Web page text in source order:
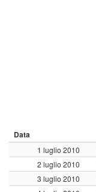
Data
1 luglio 2010
2 luglio 2010
3 luglio 2010